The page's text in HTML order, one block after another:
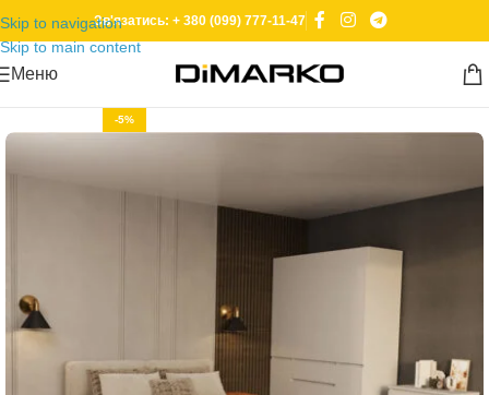
Skip to navigation
Skip to main content
Зв'язатись: + 380 (099) 777-11-47
Меню
-5%